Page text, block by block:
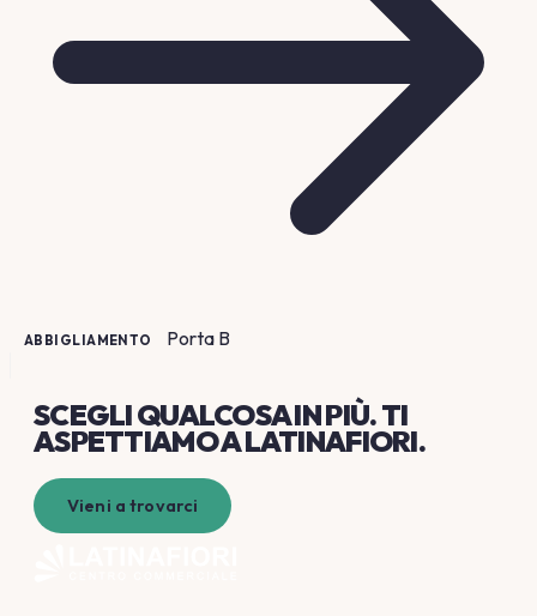
ABBIGLIAMENTO Porta B
SCEGLI QUALCOSAIN PIÙ. TI
ASPETTIAMO A LATINAFIORI.
Vieni a trovarci